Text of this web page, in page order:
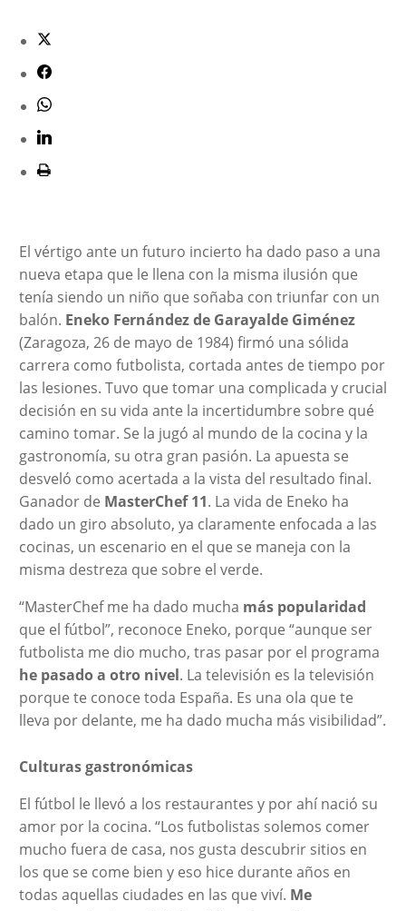
El vértigo ante un futuro incierto ha dado paso a una
nueva etapa que le llena con la misma ilusión que
tenía siendo un niño que soñaba con triunfar con un
balón. Eneko Fernández de Garayalde Giménez
(Zaragoza, 26 de mayo de 1984) firmó una sólida
carrera como futbolista, cortada antes de tiempo por
las lesiones. Tuvo que tomar una complicada y crucial
decisión en su vida ante la incertidumbre sobre qué
camino tomar. Se la jugó al mundo de la cocina y la
gastronomía, su otra gran pasión. La apuesta se
desveló como acertada a la vista del resultado final.
Ganador de MasterChef 11. La vida de Eneko ha
dado un giro absoluto, ya claramente enfocada a las
cocinas, un escenario en el que se maneja con la
misma destreza que sobre el verde.
“MasterChef me ha dado mucha más popularidad
que el fútbol”, reconoce Eneko, porque “aunque ser
futbolista me dio mucho, tras pasar por el programa
he pasado a otro nivel. La televisión es la televisión
porque te conoce toda España. Es una ola que te
lleva por delante, me ha dado mucha más visibilidad”.
Culturas gastronómicas
El fútbol le llevó a los restaurantes y por ahí nació su
amor por la cocina. “Los futbolistas solemos comer
mucho fuera de casa, nos gusta descubrir sitios en
los que se come bien y eso hice durante años en
todas aquellas ciudades en las que viví. Me